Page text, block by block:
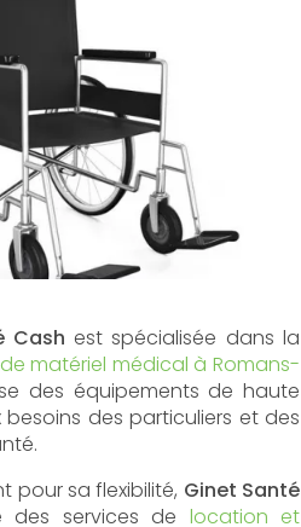
Cash est spécialisée dans la
matériel médical à Romans-
des équipements de haute
des particuliers et des
pour sa flexibilité, Ginet Santé
des services de location et